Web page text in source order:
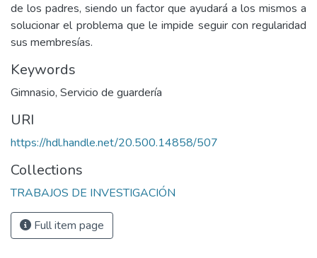
de los padres, siendo un factor que ayudará a los mismos a
solucionar el problema que le impide seguir con regularidad
sus membresías.
Keywords
Gimnasio, Servicio de guardería
URI
https://hdl.handle.net/20.500.14858/507
Collections
TRABAJOS DE INVESTIGACIÓN
Full item page